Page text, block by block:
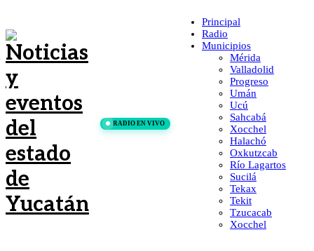
RADIO EN VIVO
Principal
Radio
Municipios
Mérida
Valladolid
Progreso
Umán
Ucú
Sahcabá
Xocchel
Halachó
Oxkutzcab
Río Lagartos
Sucilá
Tekax
Tekit
Tzucacab
Xocchel